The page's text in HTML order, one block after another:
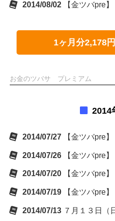
2014/08/02 【金ツバpre】
1ヶ月分2,178
お金のツバサ プレミアム
2014
2014/07/27 【金ツバpre】
2014/07/26 【金ツバpre】
2014/07/20 【金ツバpre】
2014/07/19 【金ツバpre】
2014/07/13 ７月１３日（